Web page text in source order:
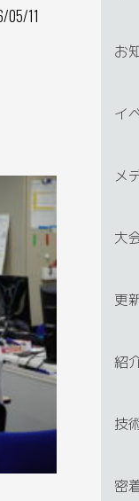
05/11
お
イ
メ
大
更
紹
技
密